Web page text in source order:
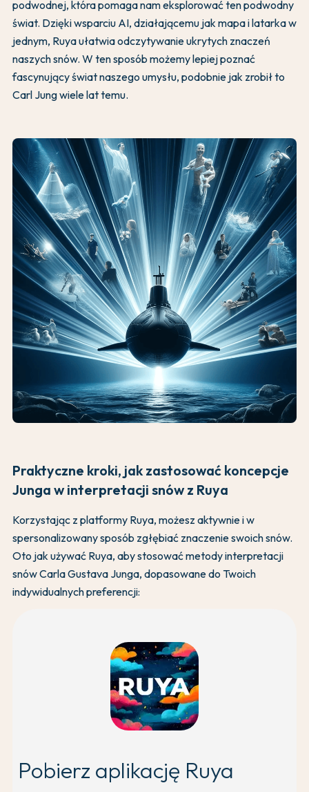
podwodnej, która pomaga nam eksplorować ten podwodny
świat. Dzięki wsparciu AI, działającemu jak mapa i latarka w
jednym, Ruya ułatwia odczytywanie ukrytych znaczeń
naszych snów. W ten sposób możemy lepiej poznać
fascynujący świat naszego umysłu, podobnie jak zrobił to
Carl Jung wiele lat temu.
Praktyczne kroki, jak zastosować koncepcje
Junga w interpretacji snów z Ruya
Korzystając z platformy Ruya, możesz aktywnie i w
spersonalizowany sposób zgłębiać znaczenie swoich snów.
Oto jak używać Ruya, aby stosować metody interpretacji
snów Carla Gustava Junga, dopasowane do Twoich
indywidualnych preferencji:
Pobierz aplikację Ruya